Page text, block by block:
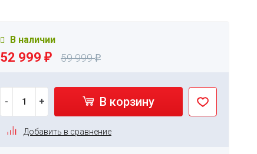
В наличии
52 999 ₽ 59 999₽
- + В корзину
Добавить в сравнение